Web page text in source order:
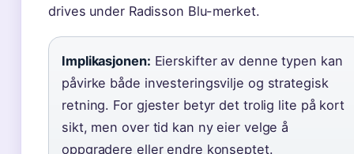
drives under Radisson Blu-merket.
Implikasjonen: Eierskifter av denne typen kan
påvirke både investeringsvilje og strategisk
retning. For gjester betyr det trolig lite på kort
sikt, men over tid kan ny eier velge å
oppgradere eller endre konseptet.